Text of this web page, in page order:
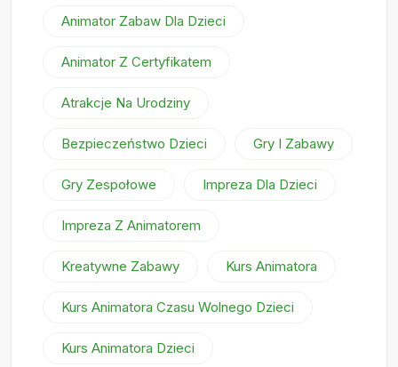
Animator Zabaw Dla Dzieci
Animator Z Certyfikatem
Atrakcje Na Urodziny
Bezpieczeństwo Dzieci Gry I Zabawy
Gry Zespołowe Impreza Dla Dzieci
Impreza Z Animatorem
Kreatywne Zabawy Kurs Animatora
Kurs Animatora Czasu Wolnego Dzieci
Kurs Animatora Dzieci